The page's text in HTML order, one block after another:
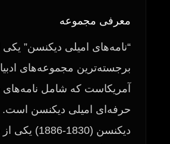
معرفی مجموعه
“نامه‌های امیلی دیکنسن” یکی
برجسته‌ترین مجموعه‌های
آمریکاست که شامل
حرفه‌ای امیلی دیکنسن است.
دیکنسن (1830-